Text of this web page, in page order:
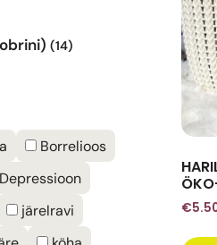
(14)
Borrelioos
Depressioon
järelravi
€